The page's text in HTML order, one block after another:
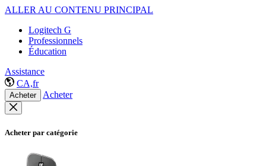
ALLER AU CONTENU PRINCIPAL
Logitech G
Professionnels
Éducation
Assistance
CA,fr
Acheter Acheter
Acheter par catégorie